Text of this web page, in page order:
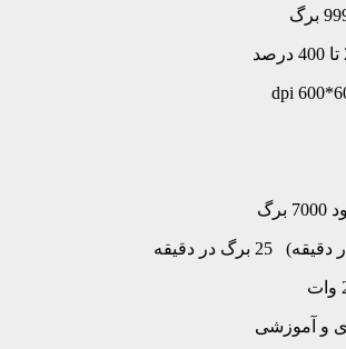
در دقیقه
و آموزشی